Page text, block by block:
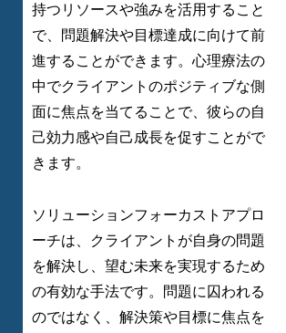
持つリソースや強みを活用すること
で、問題解決や目標達成に向けて前
進することができます。心理療法の
中でクライアントのポジティブな側
面に焦点を当てることで、彼らの自
己効力感や自己成長を促すことがで
きます。
ソリューションフォーカストアプロ
ーチは、クライアントが自身の問題
を解決し、望む未来を実現するため
の有効な手法です。問題に囚われる
のではなく、解決策や目標に焦点を